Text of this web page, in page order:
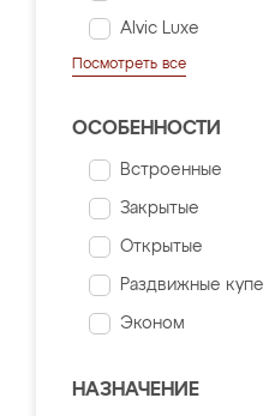
Alvic Luxe
Посмотреть все
ОСОБЕННОСТИ
Встроенные
Закрытые
Открытые
Раздвижные купе
Эконом
НАЗНАЧЕНИЕ